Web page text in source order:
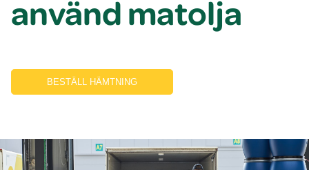
använd matolja
BESTÄLL HÄMTNING